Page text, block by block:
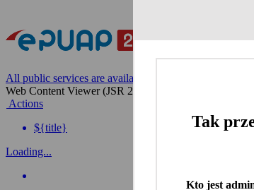
All public services are available on the Polish website
Tak
Kto jest
Web Content Viewer (JSR 286)
Actions
${title}
Loading...